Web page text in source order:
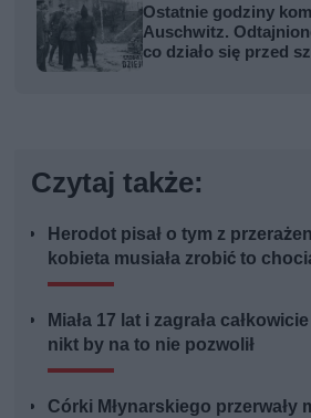
Ostatnie godziny
Auschwitz.
co działo się przed
Czytaj także:
Herodot pisał o tym z
kobieta musiała zrobić to
Miała 17 lat i zagrała
nikt by na to nie pozwolił
Córki Młynarskiego przerwały